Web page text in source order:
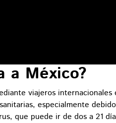
a México?
viajeros internacionales
especialmente
que puede ir de dos a 21